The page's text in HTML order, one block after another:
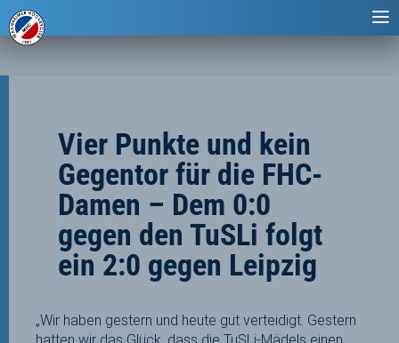
Vier Punkte und kein
Gegentor für die FHC-
Damen – Dem 0:0
gegen den TuSLi folgt
ein 2:0 gegen Leipzig
„Wir haben gestern und heute gut verteidigt. Gestern